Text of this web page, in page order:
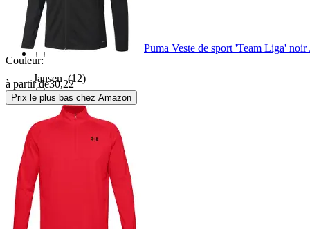
Jako
Jansen(12)
Joma (3)
Kappa
Kempa
Puma Veste de sport 'Team Liga' noir
Couleur:
à partir de30,22
Prix le plus bas chez Amazon